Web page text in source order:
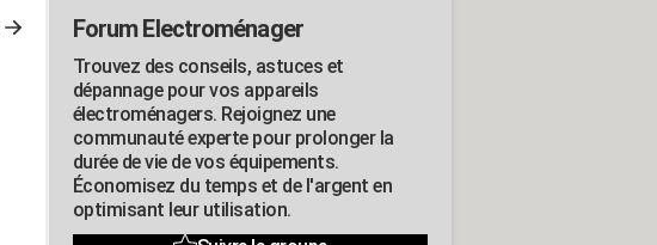
Forum Electroménager
Trouvez des conseils, astuces et
dépannage pour vos appareils
électroménagers. Rejoignez une
communauté experte pour prolonger la
durée de vie de vos équipements.
Économisez du temps et de l'argent en
optimisant leur utilisation.